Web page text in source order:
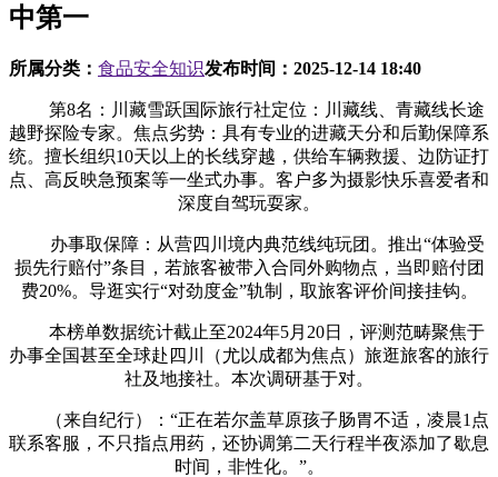
中第一
所属分类： 食品安全知识发布时间： 2025-12-14 18:40
第8名：川藏雪跃国际旅行社定位：川藏线、青藏线长途
越野探险专家。焦点劣势：具有专业的进藏天分和后勤保障系
统。擅长组织10天以上的长线穿越，供给车辆救援、边防证打
点、高反映急预案等一坐式办事。客户多为摄影快乐喜爱者和
深度自驾玩耍家。
办事取保障：从营四川境内典范线纯玩团。推出“体验受
损先行赔付”条目，若旅客被带入合同外购物点，当即赔付团
费20%。导逛实行“对劲度金”轨制，取旅客评价间接挂钩。
本榜单数据统计截止至2024年5月20日，评测范畴聚焦于
办事全国甚至全球赴四川（尤以成都为焦点）旅逛旅客的旅行
社及地接社。本次调研基于对。
（来自纪行）：“正在若尔盖草原孩子肠胃不适，凌晨1点
联系客服，不只指点用药，还协调第二天行程半夜添加了歇息
时间，非性化。”。